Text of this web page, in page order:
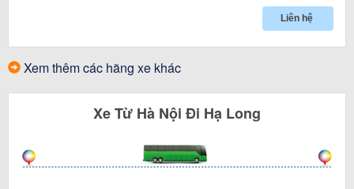
Liên hệ
Xem thêm các hãng xe khác
XeTừ Hà Nội Đi Hạ Long